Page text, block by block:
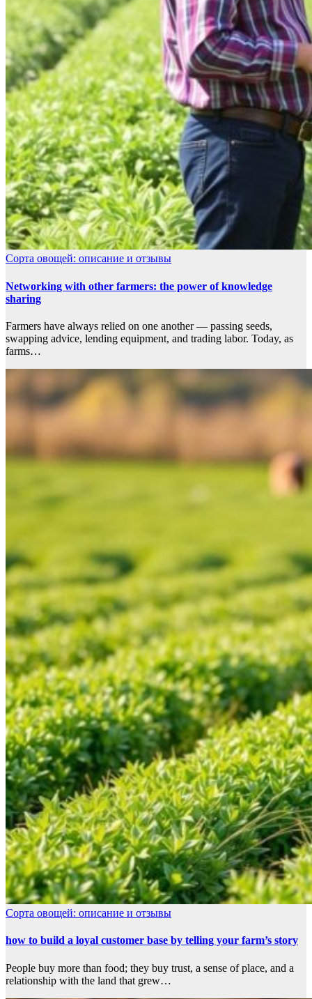
Сорта овощей: описание и отзывы
Networking with other farmers: the power of knowledge
sharing
Farmers have always relied on one another — passing seeds,
swapping advice, lending equipment, and trading labor. Today, as
farms…
Сорта овощей: описание и отзывы
how to build a loyal customer base by telling your farm’s story
People buy more than food; they buy trust, a sense of place, and a
relationship with the land that grew…